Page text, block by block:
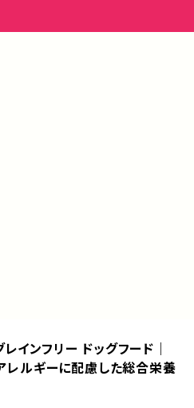
インフリー ドッグフード｜
レルギーに配慮した総合栄養